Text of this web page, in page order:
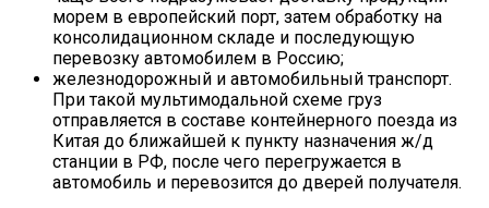
морем в европейский порт, затем обработку на
консолидационном складе и последующую
перевозку автомобилем в Россию;
железнодорожный и автомобильный транспорт.
При такой мультимодальной схеме груз
отправляется в составе контейнерного поезда из
Китая до ближайшей к пункту назначения ж/д
станции в РФ, после чего перегружается в
автомобиль и перевозится до дверей получателя.